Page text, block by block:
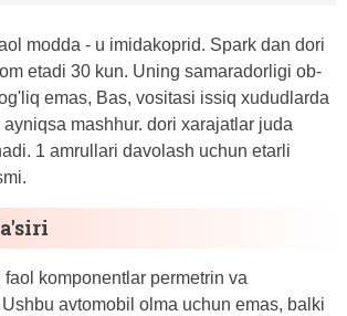
modda - u imidakoprid. Spark dan dori
etadi 30 kun. Uning samaradorligi ob-
emas, Bas, vositasi issiq xududlarda
mashhur. dori xarajatlar juda
1 amrullari davolash uchun etarli
komponentlar permetrin va
avtomobil olma uchun emas, balki